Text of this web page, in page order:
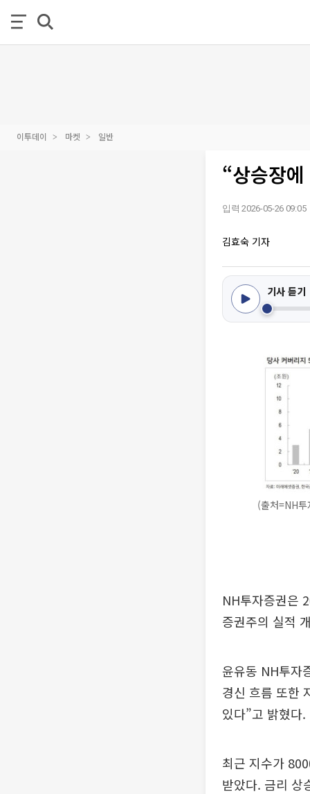
이투데이 마켓 일반
“상승장
입력 2026-05-26 09:05
김효숙 기자
기사 듣기
(출처=NH투
NH투자증권은
증권주의 실적
윤유동 NH투자
경신 흐름 또한
있다”고 밝혔다.
최근 지수가
받았다. 금리 상